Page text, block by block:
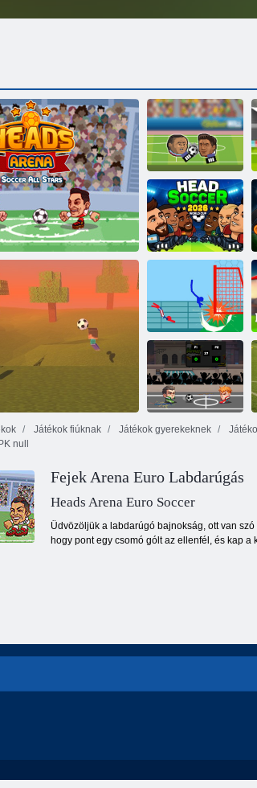
Arena Soccer All Stars
Labdarúgás-
fejek
Head Soccer
2026
Ragdoll Soccer:
2 játékos
Szuper foci
Játékok fiúknak Játékok gyerekeknek
null
Fejek Arena Euro Labdarúgás
Heads Arena Euro Soccer
Üdvözöljük a labdarúgó bajnokság, ott van
hogy pont egy csomó gólt az ellenfél, és kap